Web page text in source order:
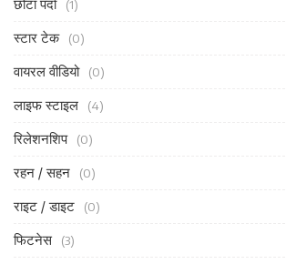
छोटा पर्दा (1)
स्टार टेक (0)
वायरल वीडियो (0)
लाइफ स्टाइल (4)
रिलेशनशिप (0)
रहन / सहन (0)
राइट / डाइट (0)
फिटनेस (3)